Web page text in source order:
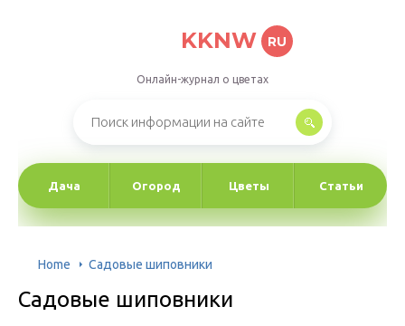
KKNW RU
Онлайн-журнал о цветах
Дача Огород Цветы Статьи
Home Садовые шиповники
Садовые шиповники